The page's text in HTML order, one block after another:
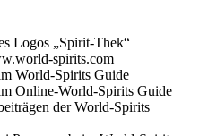
Logos „Spirit-Thek“
spirits.com
World-Spirits Guide
Online-World-Spirits Guide
der World-Spirits